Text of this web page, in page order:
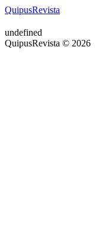
QuipusRevista
undefined
QuipusRevista © 2026